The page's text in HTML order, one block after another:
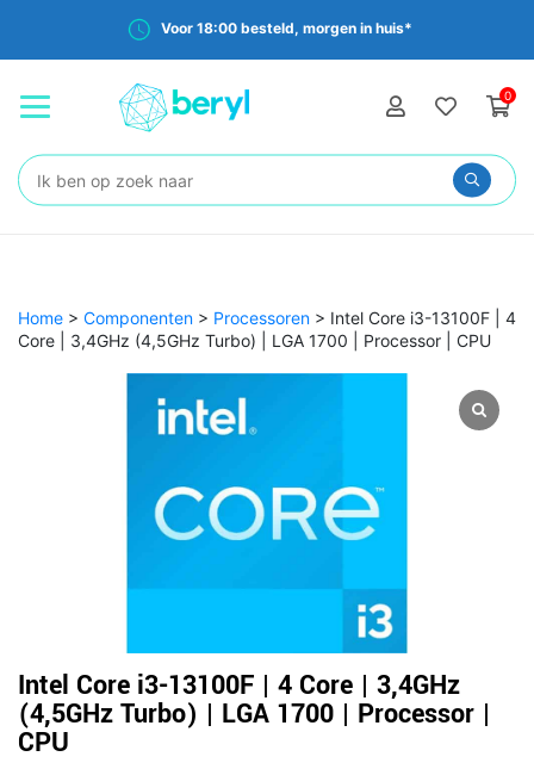
Voor 18:00 besteld, morgen in huis*
0
Zoeken:
Home > Componenten > Processoren > Intel Core i3-13100F | 4
Core | 3,4GHz (4,5GHz Turbo) | LGA 1700 | Processor | CPU
Intel Core i3-13100F | 4 Core | 3,4GHz
(4,5GHz Turbo) | LGA 1700 | Processor |
CPU